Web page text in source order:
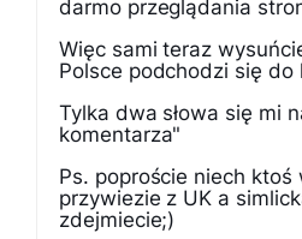
darmo przeglądania
Więc sami teraz
Polsce podchodzi się do
Tylka dwa słowa się mi
komentarza"
Ps. poproście niech ktoś
przywiezie z UK a
zdejmiecie;)